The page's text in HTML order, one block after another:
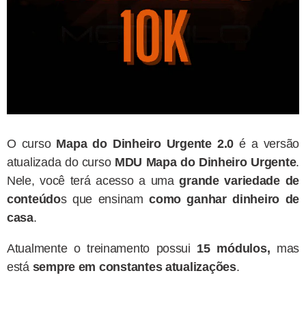
O curso Mapa do Dinheiro Urgente 2.0 é a versão
atualizada do curso MDU Mapa do Dinheiro Urgente.
Nele, você terá acesso a umagrande variedade de
conteúdos que ensinamcomo ganhar dinheiro de
casa.
Atualmente o treinamento possui 15 módulos, mas
está sempre em constantes atualizações.